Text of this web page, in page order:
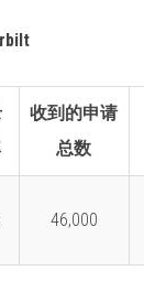
收到的申请
总数
46,000